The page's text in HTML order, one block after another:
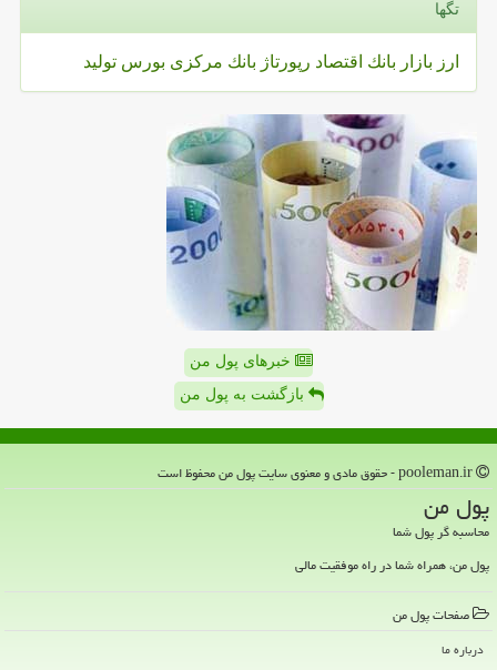
تگها
ارز بازار بانك اقتصاد رپورتاژ بانك مركزی بورس تولید
خبرهای پول من
بازگشت به پول من
پول من
محاسبه گر پول شما
پول من، همراه شما در راه موفقیت مالی
صفحات پول من
درباره ما